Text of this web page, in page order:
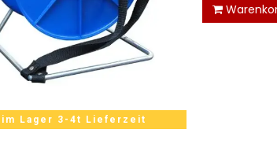
im Lager 3-4t Lieferzeit